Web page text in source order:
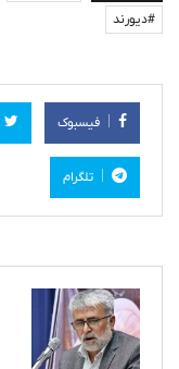
#دیورند
فیسبوک
تلگرام